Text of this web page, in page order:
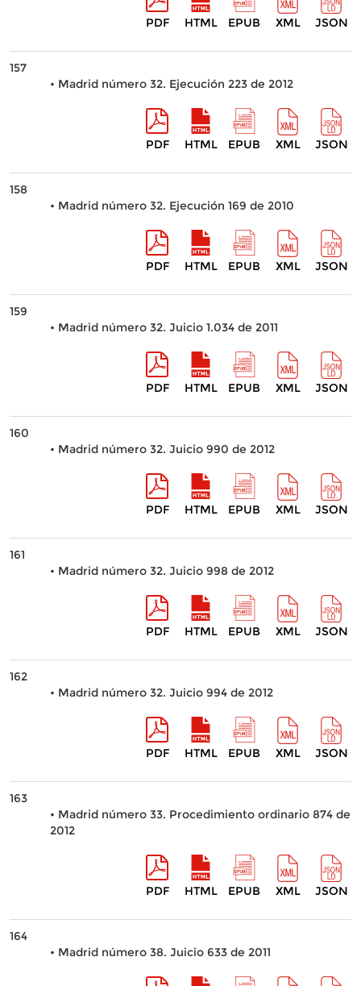
PDF HTML EPUB XML JSON
157
• Madrid número 32. Ejecución 223 de 2012
PDF HTML EPUB XML JSON
158
• Madrid número 32. Ejecución 169 de 2010
PDF HTML EPUB XML JSON
159
• Madrid número 32. Juicio 1.034 de 2011
PDF HTML EPUB XML JSON
160
• Madrid número 32. Juicio 990 de 2012
PDF HTML EPUB XML JSON
161
• Madrid número 32. Juicio 998 de 2012
PDF HTML EPUB XML JSON
162
• Madrid número 32. Juicio 994 de 2012
PDF HTML EPUB XML JSON
163
• Madrid número 33. Procedimiento ordinario 874 de
2012
PDF HTML EPUB XML JSON
164
• Madrid número 38. Juicio 633 de 2011